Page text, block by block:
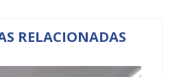
RELACIONADAS